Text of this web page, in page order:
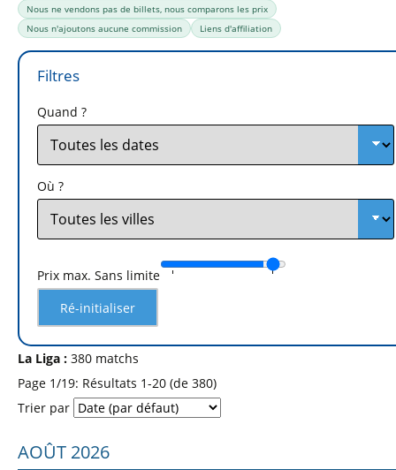
Nous ne vendons pas de billets, nous comparons les prix
Nous n'ajoutons aucune commission
Liens d'affiliation
Quand ?
Où ?
Prix max. Sans limite
Ré-initialiser
La Liga : 380 matchs
Page 1/19: Résultats 1-20 (de 380)
Trier par
AOÛT 2026